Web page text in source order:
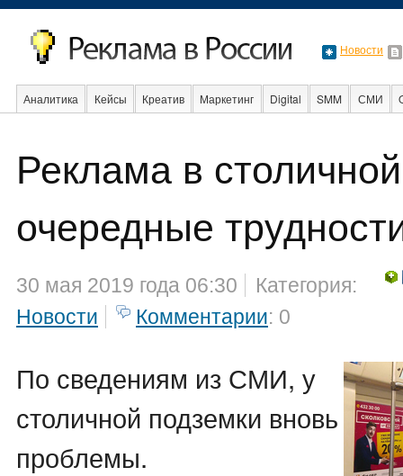
Новости
Аналитика Кейсы Креатив Маркетинг Digital SMM СМИ
Реклама в
очередные
30 мая 2019 года 06:30
Категория:
Новости
Комментарии: 0
По сведениям из СМИ, у
столичной подземки вновь
проблемы.